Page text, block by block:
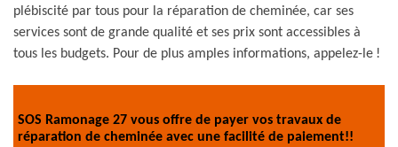
plébiscité par tous pour la réparation de cheminée, car ses
services sont de grande qualité et ses prix sont accessibles à
tous les budgets. Pour de plus amples informations, appelez-le !
SOS Ramonage 27 vous offre de payer vos travaux de
réparation de cheminée avec une facilité de paiement!!